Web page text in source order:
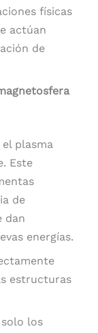
físicas
actúan
de
plasma
Este
de
dan
energías.
estructuras
solo los